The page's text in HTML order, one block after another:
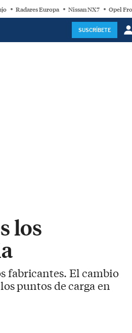
Radares Europa Nissan NX7 Opel
SUSCRÍBETE
los
fabricantes. El cambio
puntos de carga en